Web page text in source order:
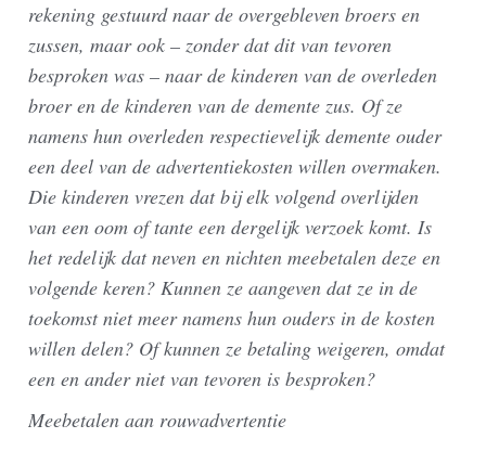
rekening gestuurd naar de overgebleven broers en
zussen, maar ook – zonder dat dit van tevoren
besproken was – naar de kinderen van de overleden
broer en de kinderen van de demente zus. Of ze
namens hun overleden respectievelijk demente ouder
een deel van de advertentiekosten willen overmaken.
Die kinderen vrezen dat bij elk volgend overlijden
van een oom of tante een dergelijk verzoek komt. Is
het redelijk dat neven en nichten meebetalen deze en
volgende keren? Kunnen ze aangeven dat ze in de
toekomst niet meer namens hun ouders in de kosten
willen delen? Of kunnen ze betaling weigeren, omdat
een en ander niet van tevoren is besproken?
Meebetalen aan rouwadvertentie